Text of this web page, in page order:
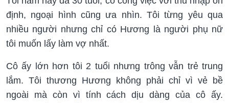
định, ngoại hình cũng ưa nhìn. Tôi từng yêu qua
nhiều người nhưng chỉ có Hương là người phụ nữ
tôi muốn lấy làm vợ nhất.
Cô ấy lớn hơn tôi 2 tuổi nhưng trông vẫn trẻ trung
lắm. Tôi thương Hương không phải chỉ vì vẻ bề
ngoài mà còn vì tính cách dịu dàng của cô ấy.